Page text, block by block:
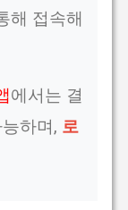
해 접속해
에서는 결
하며, 로